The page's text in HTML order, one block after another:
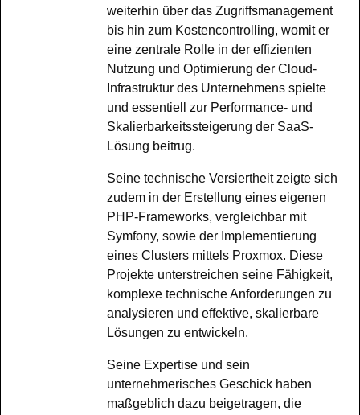
weiterhin über das Zugriffsmanagement
bis hin zum Kostencontrolling, womit er
eine zentrale Rolle in der effizienten
Nutzung und Optimierung der Cloud-
Infrastruktur des Unternehmens spielte
und essentiell zur Performance- und
Skalierbarkeitssteigerung der SaaS-
Lösung beitrug.
Seine technische Versiertheit zeigte sich
zudem in der Erstellung eines eigenen
PHP-Frameworks, vergleichbar mit
Symfony, sowie der Implementierung
eines Clusters mittels Proxmox. Diese
Projekte unterstreichen seine Fähigkeit,
komplexe technische Anforderungen zu
analysieren und effektive, skalierbare
Lösungen zu entwickeln.
Seine Expertise und sein
unternehmerisches Geschick haben
maßgeblich dazu beigetragen, die